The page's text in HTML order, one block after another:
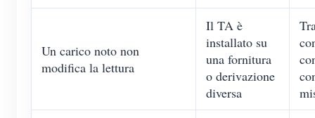
Un carico noto non
modifica la lettura
Il TA è
installato su
una fornitura
o derivazione
diversa